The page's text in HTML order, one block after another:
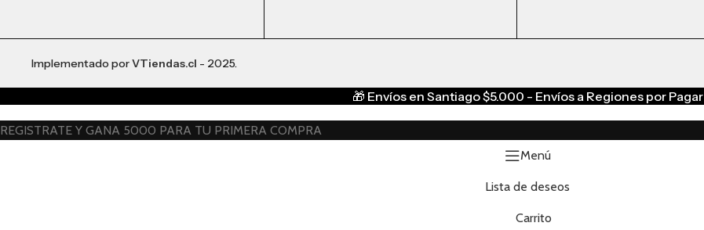
Implementado porVTiendas.cl - 2025.
🎁 Envíos en Santiago $5.000 - Envíos a Regiones por Pagar
REGISTRATE Y GANA 5000 PARA TU PRIMERA COMPRA
Menú
Lista de deseos
Carrito